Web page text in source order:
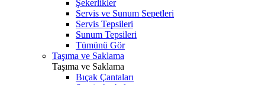
Şekerlikler
Servis ve Sunum Sepetleri
Servis Tepsileri
Sunum Tepsileri
Tümünü Gör
Taşıma ve Saklama
Taşıma ve Saklama
Bıçak Çantaları